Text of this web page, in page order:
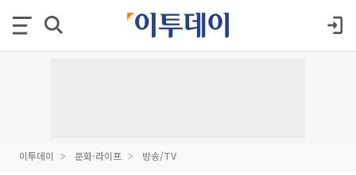
이투데이 문화·라이프 방송/TV